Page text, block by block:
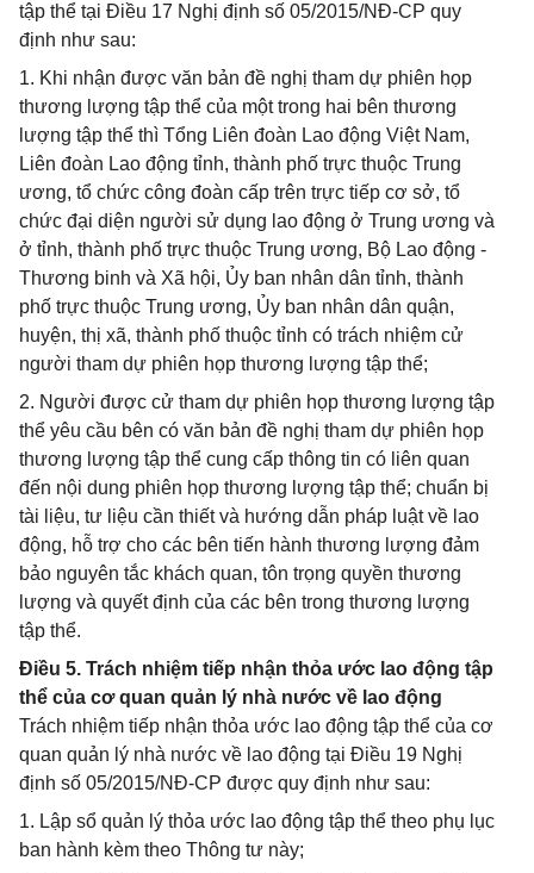
tập thể tại Điều 17 Nghị định số 05/2015/NĐ-CP quy
định như sau:
1. Khi nhận được văn bản đề nghị tham dự phiên họp
thương lượng tập thể của một trong hai bên thương
lượng tập thể thì Tổng Liên đoàn Lao động Việt Nam,
Liên đoàn Lao động tỉnh, thành phố trực thuộc Trung
ương, tổ chức công đoàn cấp trên trực tiếp cơ sở, tổ
chức đại diện người sử dụng lao động ở Trung ương và
ở tỉnh, thành phố trực thuộc Trung ương, Bộ Lao động -
Thương binh và Xã hội, Ủy ban nhân dân tỉnh, thành
phố trực thuộc Trung ương, Ủy ban nhân dân quận,
huyện, thị xã, thành phố thuộc tỉnh có trách nhiệm cử
người tham dự phiên họp thương lượng tập thể;
2. Người được cử tham dự phiên họp thương lượng tập
thể yêu cầu bên có văn bản đề nghị tham dự phiên họp
thương lượng tập thể cung cấp thông tin có liên quan
đến nội dung phiên họp thương lượng tập thể; chuẩn bị
tài liệu, tư liệu cần thiết và hướng dẫn pháp luật về lao
động, hỗ trợ cho các bên tiến hành thương lượng đảm
bảo nguyên tắc khách quan, tôn trọng quyền thương
lượng và quyết định của các bên trong thương lượng
tập thể.
Điều 5. Trách nhiệm tiếp nhận thỏa ước lao động tập
thể của cơ quan quản lý nhà nước về lao động
Trách nhiệm tiếp nhận thỏa ước lao động tập thể của cơ
quan quản lý nhà nước về lao động tại Điều 19 Nghị
định số 05/2015/NĐ-CP được quy định như sau:
1. Lập sổ quản lý thỏa ước lao động tập thể theo phụ lục
ban hành kèm theo Thông tư này;